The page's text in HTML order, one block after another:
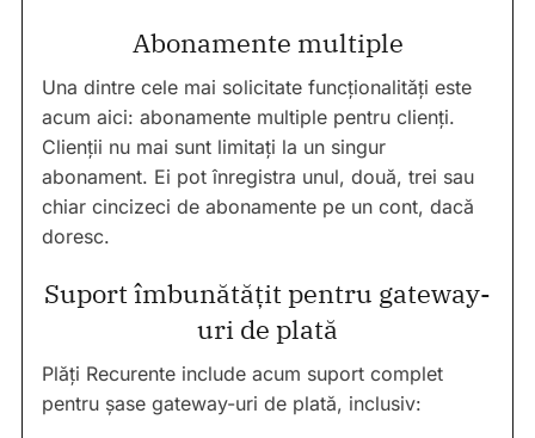
Abonamente multiple
Una dintre cele mai solicitate funcționalități este
acum aici: abonamente multiple pentru clienți.
Clienții nu mai sunt limitați la un singur
abonament. Ei pot înregistra unul, două, trei sau
chiar cincizeci de abonamente pe un cont, dacă
doresc.
Suport îmbunătățit pentru gateway-
uri de plată
Plăți Recurente include acum suport complet
pentru șase gateway-uri de plată, inclusiv: